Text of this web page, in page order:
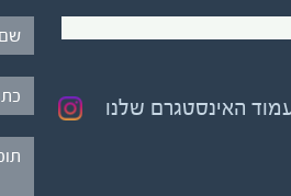
האינסטגרם שלנו